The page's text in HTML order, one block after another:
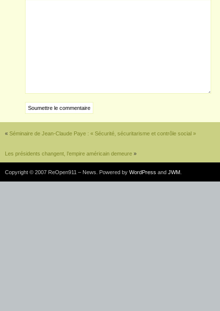
« Séminaire de Jean-Claude Paye : « Sécurité, sécuritarisme et contrôle social »
Les présidents changent, l’empire américain demeure »
Copyright © 2007 ReOpen911 – News. Powered by WordPress and JWM